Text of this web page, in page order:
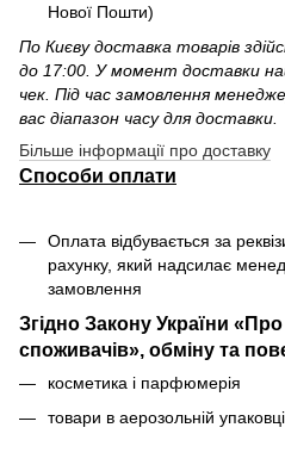
Нової Пошти)
По Києву доставка товарів
до 17:00. У момент доставки
чек. Під час замовлення
вас діапазон часу для доставки.
Більше інформації про доставку
Способи оплати
Оплата відбувається за
рахунку, який надсилає
замовлення
Згідно Закону України
споживачів», обміну та
косметика і парфюмерія
товари в аерозольній упаковці